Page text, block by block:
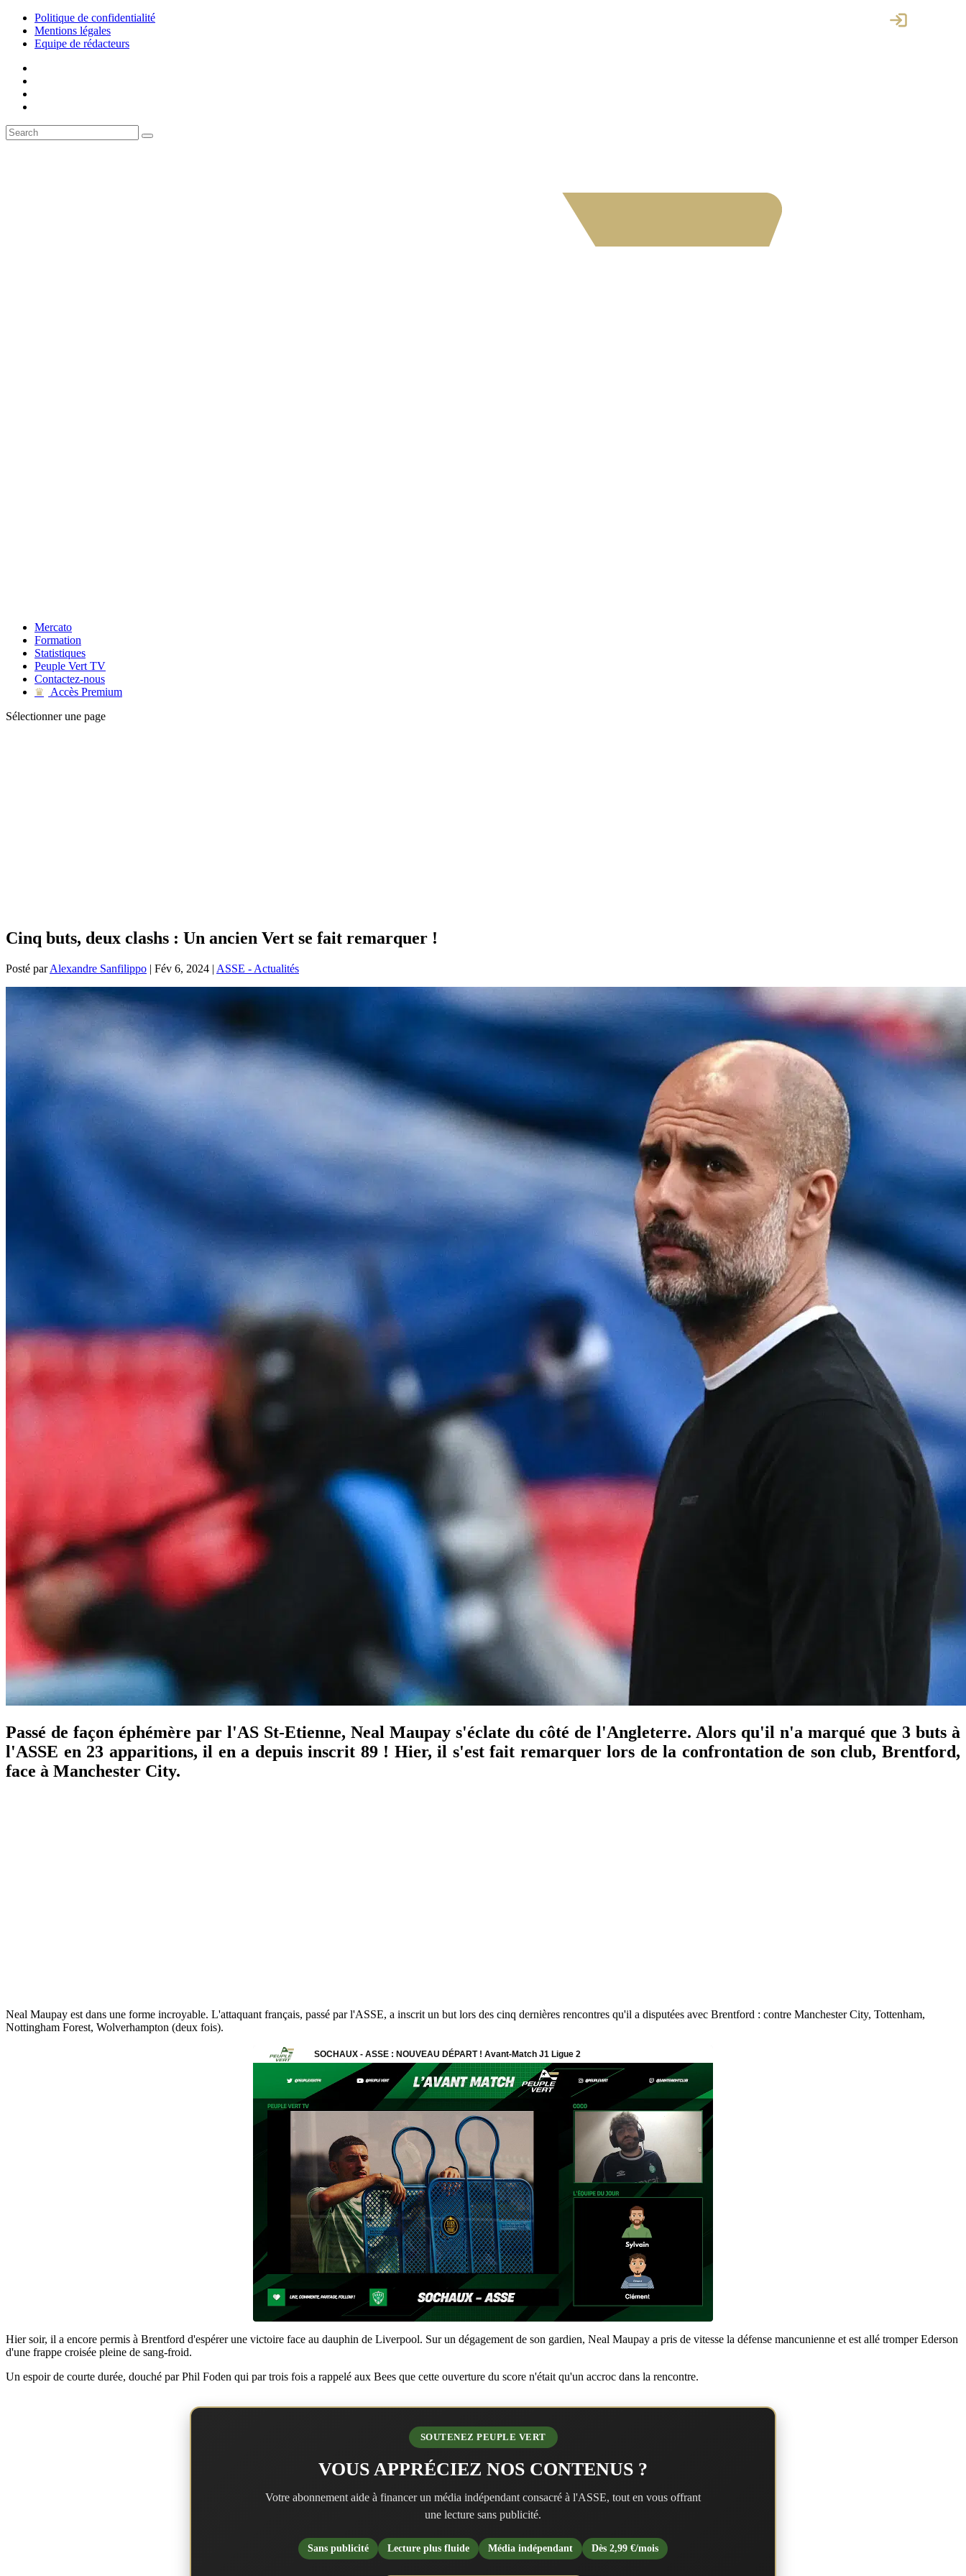
Politique de confidentialité
Mentions légales
Equipe de rédacteurs
Mercato
Formation
Statistiques
Peuple Vert TV
Contactez-nous
♛
Accès Premium
Sélectionner une page
Cinq buts, deux clashs : Un ancien Vert se fait remarquer !
Posté parAlexandre Sanfilippo | Fév 6, 2024 | ASSE - Actualités
Passé de façon éphémère par l'AS St-Etienne, Neal Maupay s'éclate du côté de l'Angleterre. Alors qu'il n'a marqué que 3 buts à
l'ASSE en 23 apparitions, il en a depuis inscrit 89 ! Hier, il s'est fait remarquer lors de la confrontation de son club, Brentford,
face à Manchester City.
Neal Maupay est dans une forme incroyable. L'attaquant français, passé par l'ASSE, a inscrit un but lors des cinq dernières rencontres qu'il a disputées avec Brentford : contre Manchester City, Tottenham,
Nottingham Forest, Wolverhampton (deux fois).
Hier soir, il a encore permis à Brentford d'espérer une victoire face au dauphin de Liverpool. Sur un dégagement de son gardien, Neal Maupay a pris de vitesse la défense mancunienne et est allé tromper Ederson
d'une frappe croisée pleine de sang-froid.
Un espoir de courte durée, douché par Phil Foden qui par trois fois a rappelé aux Bees que cette ouverture du score n'était qu'un accroc dans la rencontre.
SOUTENEZ PEUPLE VERT
VOUS APPRÉCIEZ NOS CONTENUS ?
Votre abonnement aide à financer un média indépendant consacré à l'ASSE, tout en vous offrant
une lecture sans publicité.
Sans publicité Lecture plus fluide Média indépendant Dès 2,99 €/mois